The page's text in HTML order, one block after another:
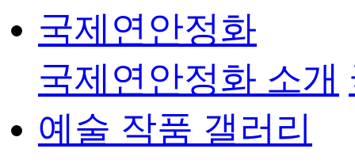
국제연안정화
국제연안정화 소개
예술 작품 갤러리